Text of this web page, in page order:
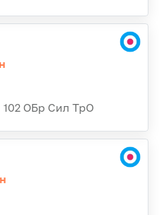
102 ОБр Сил ТрО